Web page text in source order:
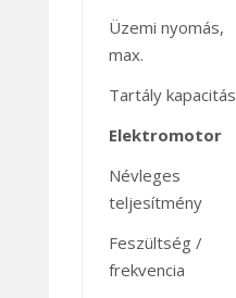
Üzemi nyomás,
max.
Tartály kapacitás
Elektromotor
Névleges
teljesítmény
Feszültség /
frekvencia